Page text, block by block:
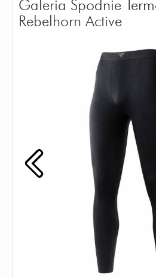
Galeria Spodnie
Rebelhorn Active